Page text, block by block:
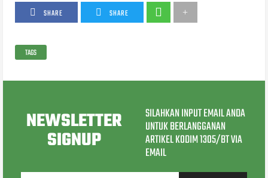
SHARE SHARE
TAGS
NEWSLETTER
SIGNUP
SILAHKAN INPUT EMAIL ANDA
UNTUK BERLANGGANAN
ARTIKEL KODIM 1305/BT VIA
EMAIL